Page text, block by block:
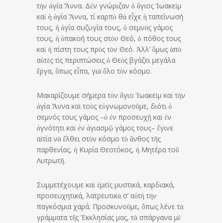
τὴν ἁγία Ἄννα. Δὲν γνώριζαν ὁ ἅγιος Ἰωακεὶμ
καὶ ἡ ἁγία Ἄννα, τί καρπὸ θὰ εἶχε ἡ ταπείνωσή
τους, ἡ ἁγία συζυγία τους, ὁ σεμνὸς γάμος
τους, ἡ ὑπακοή τους στὸν Θεό, ὁ πόθος τους
καὶ ἡ πίστη τους πρὸς τὸν Θεό. Ἀλλ’ ὅμως ἀπὸ
αὐτὲς τὶς περιπτώσεις ὁ Θεὸς βγάζει μεγάλα
ἔργα, ὅπως εἶπα, γιὰ ὅλο τὸν κόσμο.
Μακαρίζουμε σήμερα τὸν ἅγιο Ἰωακεὶμ καὶ τὴν
ἁγία Ἄννα καὶ τοὺς εὐγνωμονοῦμε, διότι ὁ
σεμνός τους γάμος –ὁ ἐν προσευχῇ καὶ ἐν
ἁγνότητι καὶ ἐν ἁγιασμῷ γάμος τους– ἔγινε
αἰτία νὰ ἔλθει στὸν κόσμο τὸ ἄνθος τῆς
παρθενίας, ἡ Κυρία Θεοτόκος, ἡ Μητέρα τοῦ
Λυτρωτῆ.
Συμμετέχουμε καὶ ἐμεῖς μυστικά, καρδιακά,
προσευχητικά, λατρευτικὰ σ’ αὐτὴ τὴν
παγκόσμια χαρά. Προσκυνοῦμε, ὅπως λένε τὰ
γράμματα τῆς Ἐκκλησίας μας, τὰ σπάργανα μὲ